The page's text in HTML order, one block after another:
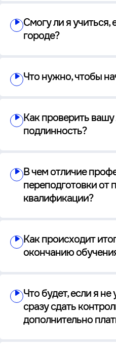
Смогу ли я учиться,
городе?
Что нужно, чтобы
Как проверить
подлинность?
В чем отличие
переподготовки от
квалификации?
Как происходит
окончанию
Что будет, если я
сразу сдать
дополнительно